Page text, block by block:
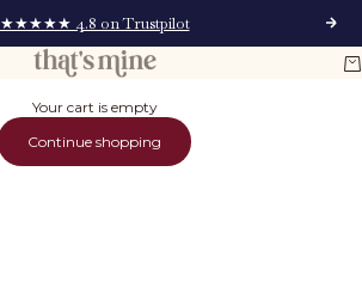
★★★★★ 4.8 on Trustpilot
Next
That's Mine
Your cart is empty
Continue shopping